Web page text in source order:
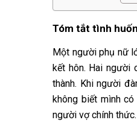
Tóm tắt tình
Một người phụ nữ
kết hôn. Hai người
thành. Khi người
không biết mình
người vợ chính thức.